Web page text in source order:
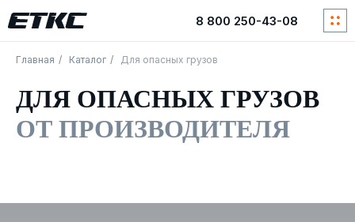
8 800 250-43-08
8 800 250-43-08
Главная / Каталог / Для опасных грузов
ДЛЯ ОПАСНЫХ ГРУЗОВ
ОТ ПРОИЗВОДИТЕЛЯ